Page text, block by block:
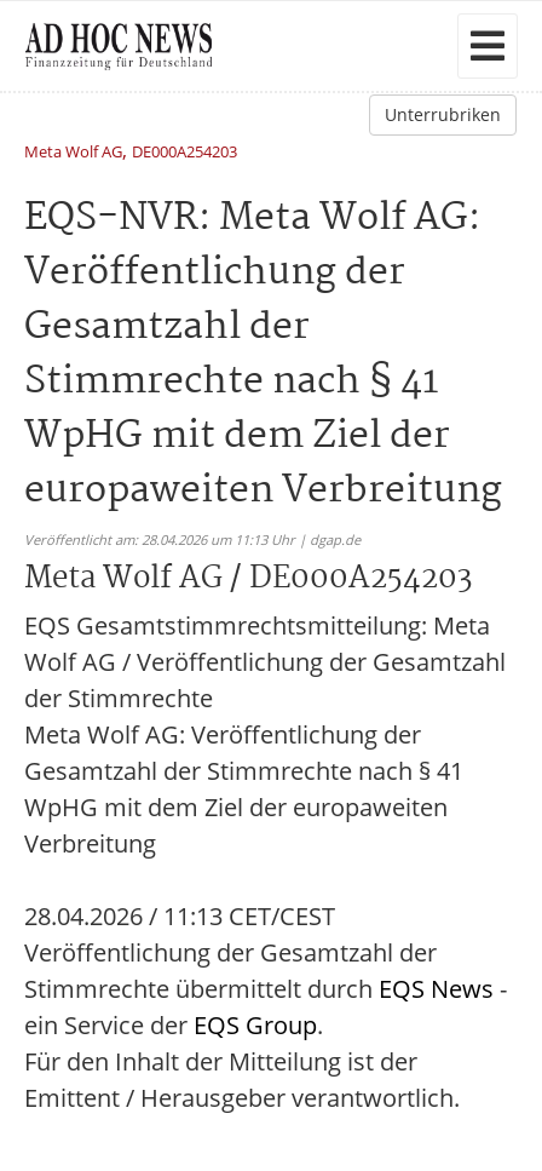
Unterrubriken
Meta Wolf AG, DE000A254203
EQS-NVR: Meta Wolf AG:
Veröffentlichung der
Gesamtzahl der
Stimmrechte nach § 41
WpHG mit dem Ziel der
europaweiten Verbreitung
Veröffentlicht am: 28.04.2026 um 11:13 Uhr | dgap.de
Meta Wolf AG / DE000A254203
EQS Gesamtstimmrechtsmitteilung: Meta
Wolf AG / Veröffentlichung der Gesamtzahl
der Stimmrechte
Meta Wolf AG: Veröffentlichung der
Gesamtzahl der Stimmrechte nach § 41
WpHG mit dem Ziel der europaweiten
Verbreitung
28.04.2026 / 11:13 CET/CEST
Veröffentlichung der Gesamtzahl der
Stimmrechte übermittelt durch EQS News -
ein Service der EQS Group.
Für den Inhalt der Mitteilung ist der
Emittent / Herausgeber verantwortlich.